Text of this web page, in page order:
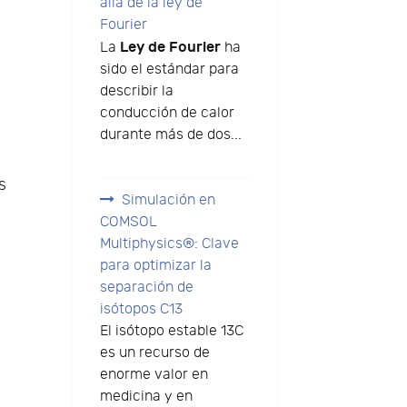
Fourier
La Ley de Fourierha
sido el estándar para
describir la
conducción de calor
durante más de dos...
Simulación en
COMSOL
Multiphysics®: Clave
para optimizar la
separación de
isótopos C13
El isótopo estable 13C
es un recurso de
enorme valor en
medicina y en